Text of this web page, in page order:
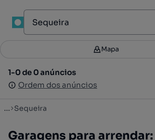
Filtros 3
1-0 de 0 anúncios
Ordem dos anúncios
Mapa
1-0 de 0 anúncios
Ordem dos anúncios
... Sequeira
Garagens para